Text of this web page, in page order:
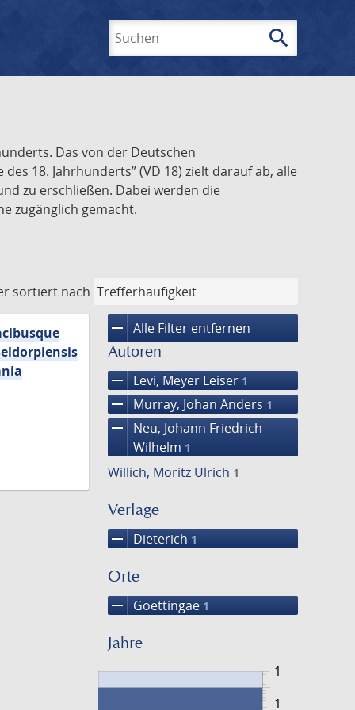
search
Das von der Deutschen
18. Jahrhunderts” (VD 18) zielt darauf ab, alle
zu erschließen. Dabei werden die
zugänglich gemacht.
sortiert nach
remove Alle Filter entfernen
Autoren
remove Levi, Meyer Leiser 1
remove Murray, Johan Anders 1
remove
Neu, Johann Friedrich
Wilhelm 1
Willich, Moritz Ulrich 1
Verlage
remove Dieterich 1
Orte
remove Goettingae 1
Jahre
1
1